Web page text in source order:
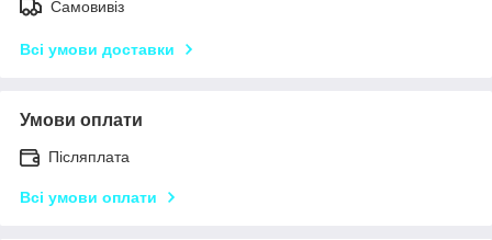
Самовивіз
Всі умови доставки
Умови оплати
Післяплата
Всі умови оплати